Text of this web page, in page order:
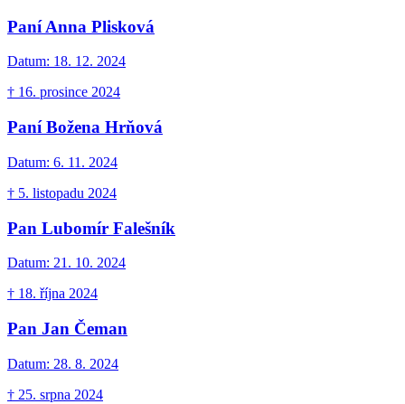
Paní Anna Plisková
Datum: 18. 12. 2024
† 16. prosince 2024
Paní Božena Hrňová
Datum: 6. 11. 2024
† 5. listopadu 2024
Pan Lubomír Falešník
Datum: 21. 10. 2024
† 18. října 2024
Pan Jan Čeman
Datum: 28. 8. 2024
† 25. srpna 2024